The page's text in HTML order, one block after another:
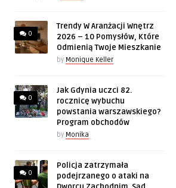
0
Trendy W Aranżacji Wnętrz
2026 – 10 Pomysłów, Które
Odmienią Twoje Mieszkanie
by Monique Keller
0
Jak Gdynia uczci 82.
rocznicę wybuchu
powstania warszawskiego?
Program obchodów
by Monika
0
Policja zatrzymała
podejrzanego o ataki na